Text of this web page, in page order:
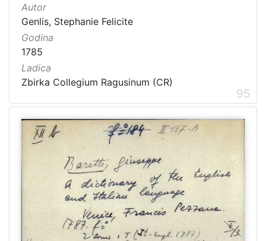
Autor
Genlis, Stephanie Felicite
Godina
1785
Ladica
Zbirka Collegium Ragusinum (CR)
95